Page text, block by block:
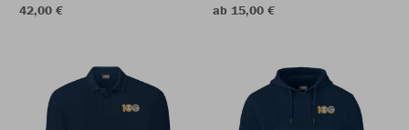
42,00 €
ab 15,00 €